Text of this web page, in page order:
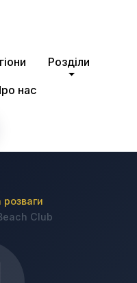
Розділи
нас
розваги
Club